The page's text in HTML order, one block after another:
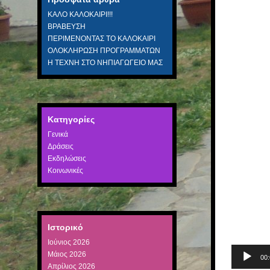
ΚΑΛΟ ΚΑΛΟΚΑΙΡΙ!!!
ΒΡΑΒΕΥΣΗ
ΠΕΡΙΜΕΝΟΝΤΑΣ ΤΟ ΚΑΛΟΚΑΙΡΙ
ΟΛΟΚΛΗΡΩΣΗ ΠΡΟΓΡΑΜΜΑΤΩΝ
Η ΤΕΧΝΗ ΣΤΟ ΝΗΠΙΑΓΩΓΕΙΟ ΜΑΣ
Kατηγορίες
Γενικά
Δράσεις
Εκδηλώσεις
Κοινωνικές
Ιστορικό
Ιούνιος 2026
Μάιος 2026
Απρίλιος 2026